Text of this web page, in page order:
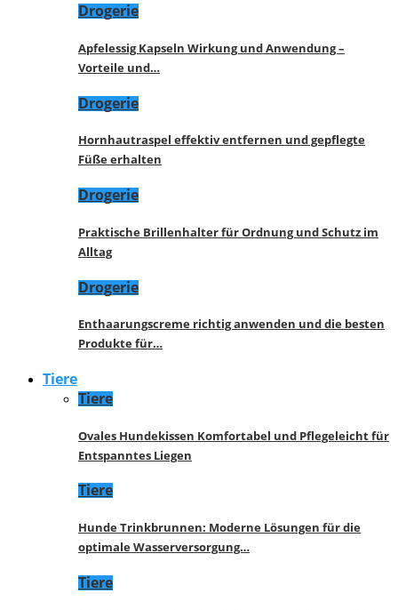
Drogerie
Apfelessig Kapseln Wirkung und Anwendung –
Vorteile und…
Drogerie
Hornhautraspel effektiv entfernen und gepflegte
Füße erhalten
Drogerie
Praktische Brillenhalter für Ordnung und Schutz im
Alltag
Drogerie
Enthaarungscreme richtig anwenden und die besten
Produkte für…
Tiere
Tiere
Ovales Hundekissen Komfortabel und Pflegeleicht für
Entspanntes Liegen
Tiere
Hunde Trinkbrunnen: Moderne Lösungen für die
optimale Wasserversorgung…
Tiere